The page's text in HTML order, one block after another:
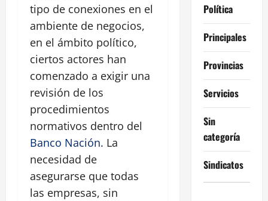
tipo de conexiones en el
ambiente de negocios,
en el ámbito político,
ciertos actores han
comenzado a exigir una
revisión de los
procedimientos
normativos dentro del
Banco Nación. La
necesidad de
asegurarse que todas
las empresas, sin
Política
Principales
Provincias
Servicios
Sin
categoría
Sindicatos